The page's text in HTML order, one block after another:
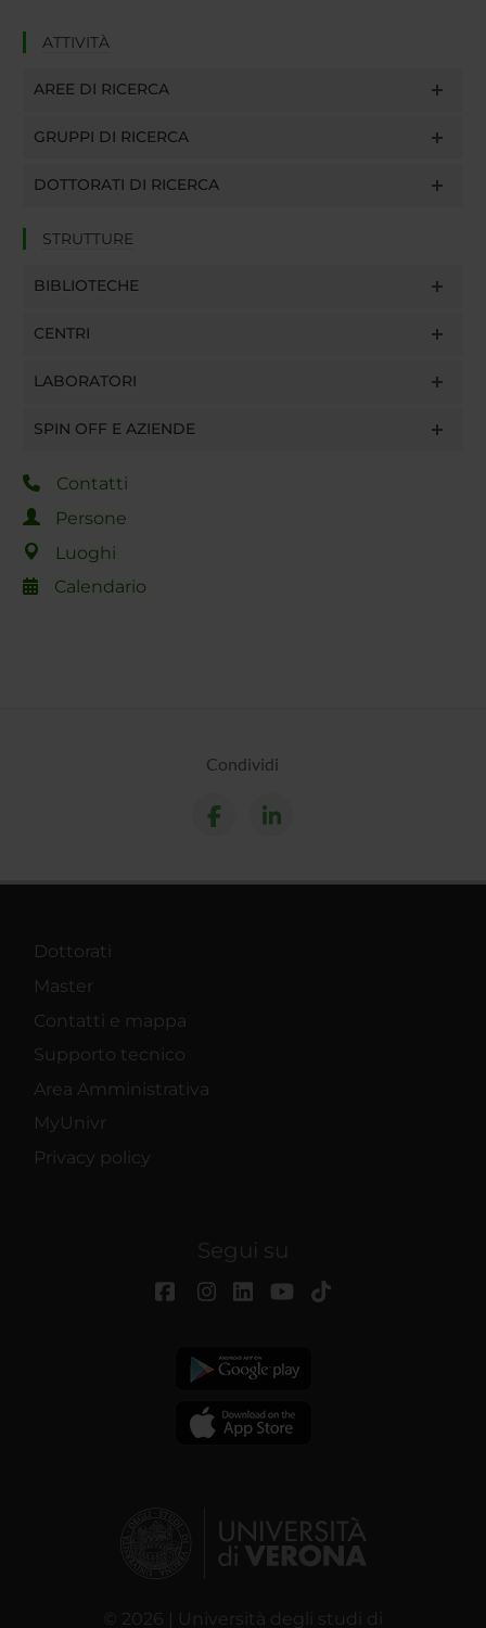
ATTIVITÀ
AREE DI RICERCA
GRUPPI DI RICERCA
DOTTORATI DI RICERCA
STRUTTURE
BIBLIOTECHE
CENTRI
LABORATORI
SPIN OFF E AZIENDE
Contatti
Persone
Luoghi
Calendario
Condividi
Dottorati
Master
Contatti e mappa
Supporto tecnico
Area Amministrativa
MyUnivr
Privacy policy
Segui su
© 2026 | Università degli studi di